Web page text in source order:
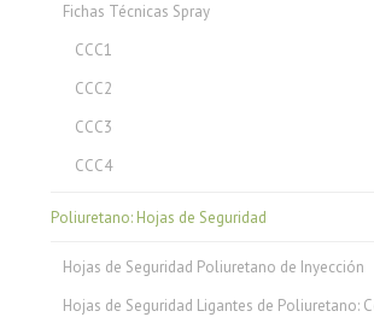
Fichas Técnicas Spray
CCC1
CCC2
CCC3
CCC4
Poliuretano: Hojas de Seguridad
Hojas de Seguridad Poliuretano de Inyección
Hojas de Seguridad Ligantes de Poliuretano: